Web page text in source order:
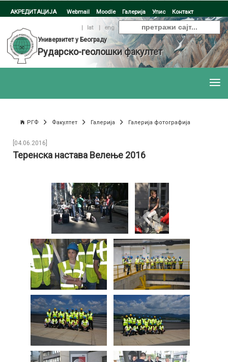
АКРЕДИТАЦИЈА Webmail Moodle Галерија Упис Контакт
| lat |
eng
Универзитет у Београду
Рударско-геолошки факултет
РГФ Факултет Галерија Галерија фотографија
[04.06.2016]
Теренска настава Велење 2016